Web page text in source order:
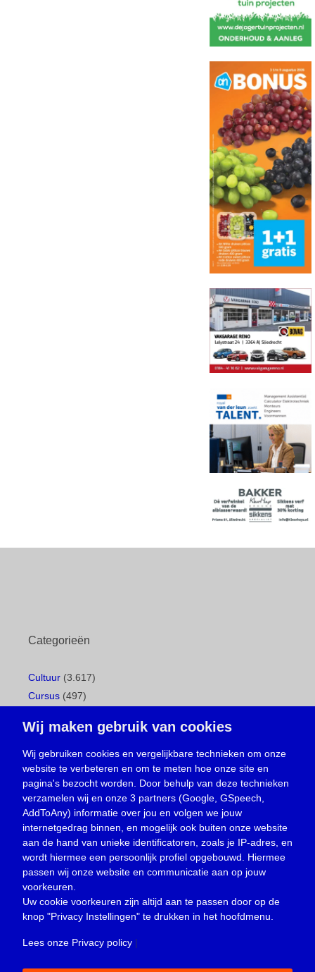
Categorieën
Cultuur (3.617)
Cursus (497)
Gemeentepagina(104)
Ingezonden brief(539)
Media(156)
Nieuws (23.330)
Oproep(734)
Overlijden(39)
Podcast(18)
prijsvraag (5)
Religie (1.438)
Service(226)
Wij maken gebruik van cookies
Wij gebruiken cookies en vergelijkbare technieken om onze
website te verbeteren en om te meten hoe onze site en
pagina's bezocht worden. Door behulp van deze technieken
verzamelen wij en onze 3 partners (Google, GSpeech,
AddToAny) informatie over jou en volgen we jouw
internetgedrag binnen, en mogelijk ook buiten onze website
aan de hand van unieke identificatoren, zoals je IP-adres, en
wordt hiermee een persoonlijk profiel opgebouwd. Hiermee
passen wij onze website en communicatie aan op jouw
voorkeuren.
Uw cookie voorkeuren zijn altijd aan te passen door op de
knop "Privacy Instellingen" te drukken in het hoofdmenu.
Lees onze Privacy policy |